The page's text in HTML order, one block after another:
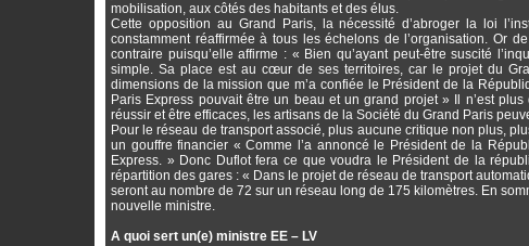
mobilisation, aux côtés des habitants et des élus.
Cette opposition au Grand Paris, la nécessité d’abroger la loi
constamment réaffirmée à tous les échelons de l’organisation. Or
contraire puisqu’elle affirme : « Bien qu’ayant peut-être suscité
simple. Sa place est au cœur de ses territoires, car le projet du
dimensions de la mission que m’a confiée le Président de la
Paris Express pouvait être un beau et un grand projet » Il n’est
réussir et être efficaces, les artisans de la Société du Grand Paris
Pour le réseau de transport associé, plus aucune critique non plus,
un gouffre financier « Comme l’a annoncé le Président de la
Express. » Donc Duflot fera ce que voudra le Président de la
répartition des gares : « Dans le projet de réseau de transport
seront au nombre de 72 sur un réseau long de 175 kilomètres. En
nouvelle ministre.
A quoi sert un(e) ministre EE – LV